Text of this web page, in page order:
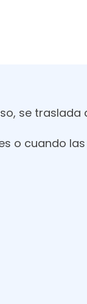
se
o cuando